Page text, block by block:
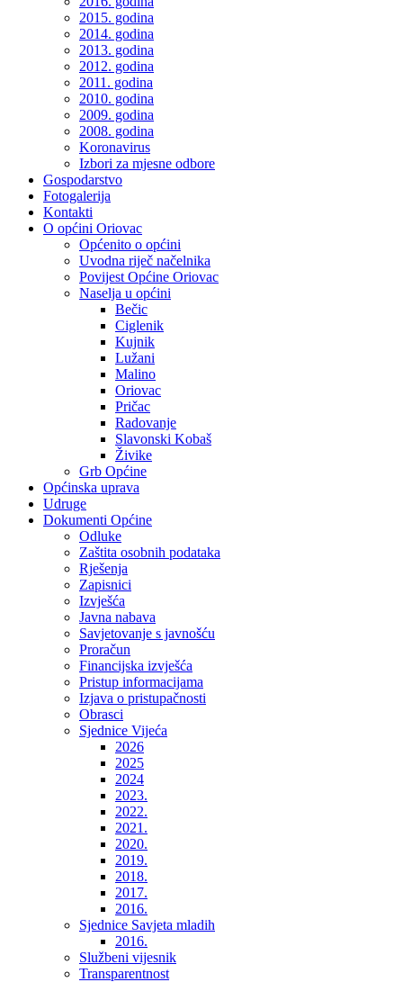
2015. godina
2014. godina
2013. godina
2012. godina
2011. godina
2010. godina
2009. godina
2008. godina
Koronavirus
Izbori za mjesne odbore
Gospodarstvo
Fotogalerija
Kontakti
O općini Oriovac
Općenito o općini
Uvodna riječ načelnika
Povijest Općine Oriovac
Naselja u općini
Bečic
Ciglenik
Kujnik
Lužani
Malino
Oriovac
Pričac
Radovanje
Slavonski Kobaš
Živike
Grb Općine
Općinska uprava
Udruge
Dokumenti Općine
Odluke
Zaštita osobnih podataka
Rješenja
Zapisnici
Izvješća
Javna nabava
Savjetovanje s javnošću
Proračun
Financijska izvješća
Pristup informacijama
Izjava o pristupačnosti
Obrasci
Sjednice Vijeća
2026
2025
2024
2023.
2022.
2021.
2020.
2019.
2018.
2017.
2016.
Sjednice Savjeta mladih
2016.
Službeni vijesnik
Transparentnost